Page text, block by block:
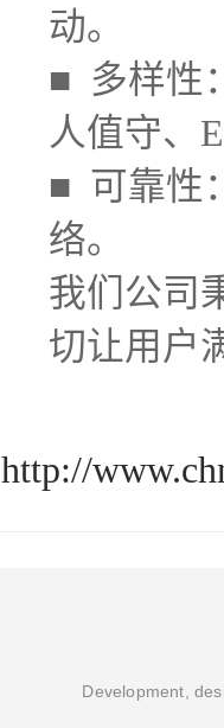
动。
■ 多样性
人值守、
■ 可靠性
络。
我们公司
切让用户
http://
Development,